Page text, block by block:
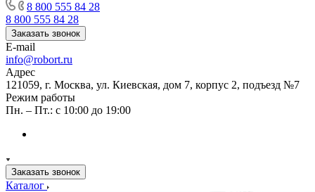
8 800 555 84 28
8 800 555 84 28
Заказать звонок
E-mail
info@robort.ru
Адрес
121059, г. Москва, ул. Киевская, дом 7, корпус 2, подъезд №7
Режим работы
Пн. – Пт.: с 10:00 до 19:00
Заказать звонок
Каталог